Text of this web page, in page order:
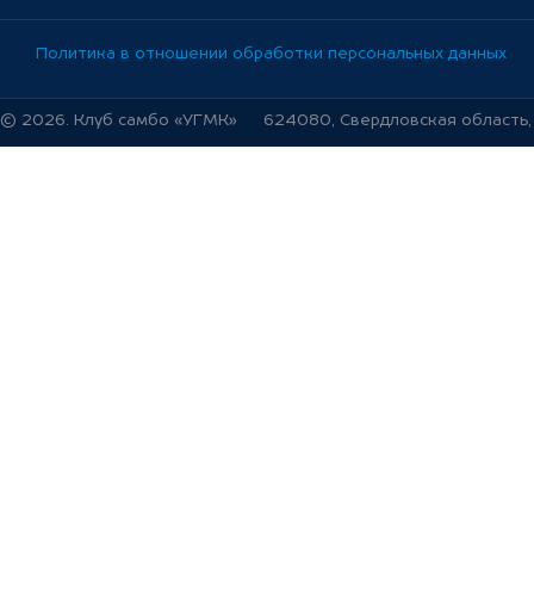
Политика в отношении обработки персональных данных
© 2026. Клуб самбо «УГМК» 624080, Свердловская